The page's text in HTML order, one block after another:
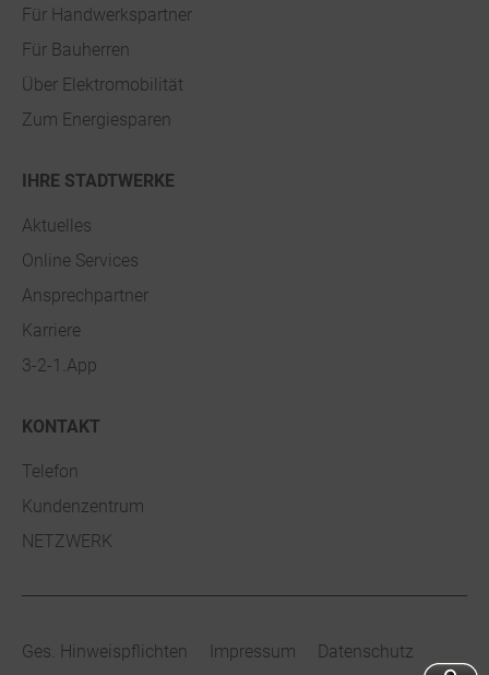
Für Handwerkspartner
Für Bauherren
Über Elektromobilität
Zum Energiesparen
IHRE STADTWERKE
Aktuelles
Online Services
Ansprechpartner
Karriere
3-2-1.App
KONTAKT
Telefon
Kundenzentrum
NETZWERK
Ges. Hinweispflichten Impressum Datenschutz